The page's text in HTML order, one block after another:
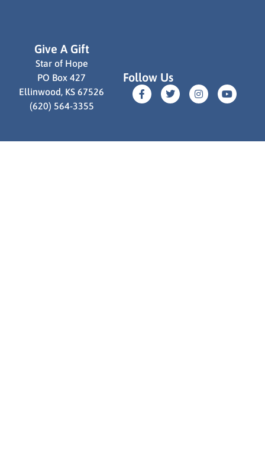
Give A Gift
Star of Hope
PO Box 427
Ellinwood, KS 67526
(620) 564-3355
Follow Us